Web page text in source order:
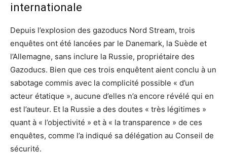
internationale
Depuis l’explosion des gazoducs Nord Stream, trois
enquêtes ont été lancées par le Danemark, la Suède et
l’Allemagne, sans inclure la Russie, propriétaire des
Gazoducs. Bien que ces trois enquêtent aient conclu à un
sabotage commis avec la complicité possible « d’un
acteur étatique », aucune d’elles n’a encore révélé qui en
est l’auteur. Et la Russie a des doutes « très légitimes »
quant à « l’objectivité » et à « la transparence » de ces
enquêtes, comme l’a indiqué sa délégation au Conseil de
sécurité.